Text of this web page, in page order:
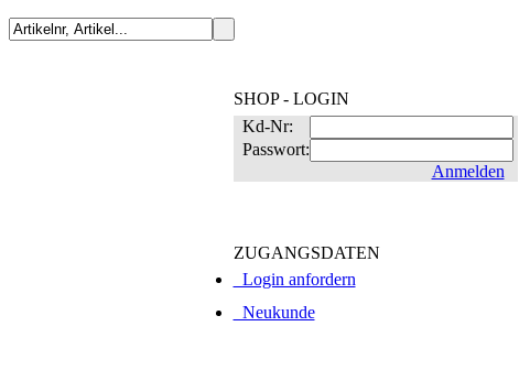
SHOP - LOGIN
Kd-Nr:
Passwort:
Anmelden
ZUGANGSDATEN
Login anfordern
Neukunde